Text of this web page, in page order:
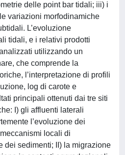
delle point bar tidali; iii) i
variazioni morfodinamiche
L’evoluzione
tidali, e i relativi prodotti
utilizzando un
che comprende la
l’interpretazione di profili
log di carote e
principali ottenuti dai tre siti
I) gli affluenti laterali
l’evoluzione dei
locali di
dei sedimenti; II) la migrazione